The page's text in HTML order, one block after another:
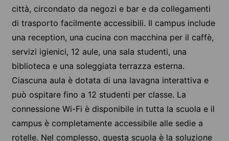
città, circondato da negozi e bar e da collegamenti
di trasporto facilmente accessibili. Il campus include
una reception, una cucina con macchina per il caffè,
servizi igienici, 12 aule, una sala studenti, una
biblioteca e una soleggiata terrazza esterna.
Ciascuna aula è dotata di una lavagna interattiva e
può ospitare fino a 12 studenti per classe. La
connessione Wi-Fi è disponibile in tutta la scuola e il
campus è completamente accessibile alle sedie a
rotelle. Nel complesso, questa scuola è la soluzione